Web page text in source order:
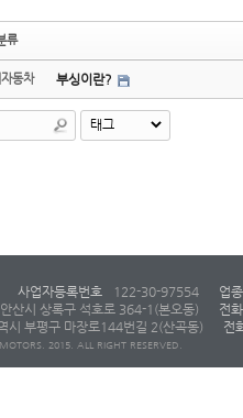
류
동차 부싱이란?
사업자등록번호 122-30-97554 업종
산시 상록구 석호로 364-1(본오동) 전화
시 부평구 마장로144번길 2(산곡동) 전
2015. ALL RIGHT RESERVED.